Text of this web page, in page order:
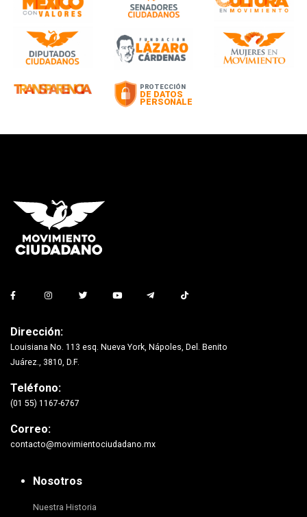
Dirección:
Louisiana No. 113 esq. Nueva York, Nápoles, Del. Benito
Juárez., 3810, D.F.
Teléfono:
(01 55) 1167-6767
Correo:
contacto@movimientociudadano.mx
Nosotros
Nuestra Historia